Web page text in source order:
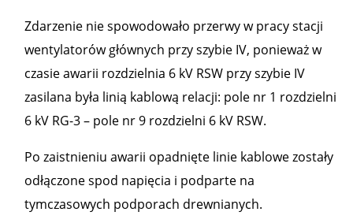
Zdarzenie nie spowodowało przerwy w pracy stacji
wentylatorów głównych przy szybie IV, ponieważ w
czasie awarii rozdzielnia 6 kV RSW przy szybie IV
zasilana była linią kablową relacji: pole nr 1 rozdzielni
6 kV RG-3 – pole nr 9 rozdzielni 6 kV RSW.
Po zaistnieniu awarii opadnięte linie kablowe zostały
odłączone spod napięcia i podparte na
tymczasowych podporach drewnianych.